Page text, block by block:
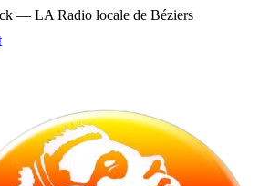
— LA Radio locale de Béziers